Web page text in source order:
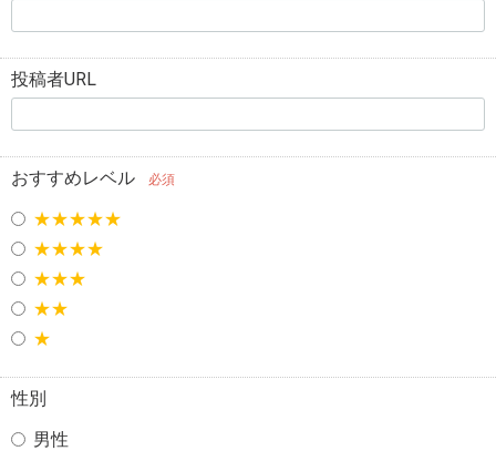
投稿者URL
おすすめレベル 必須
★★★★★
★★★★
★★★
★★
★
性別
男性